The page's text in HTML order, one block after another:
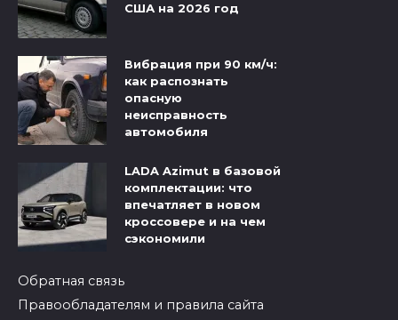
США на 2026 год
Вибрация при 90 км/ч:
как распознать
опасную
неисправность
автомобиля
LADA Azimut в базовой
комплектации: что
впечатляет в новом
кроссовере и на чем
сэкономили
Обратная связь
Правообладателям и правила сайта